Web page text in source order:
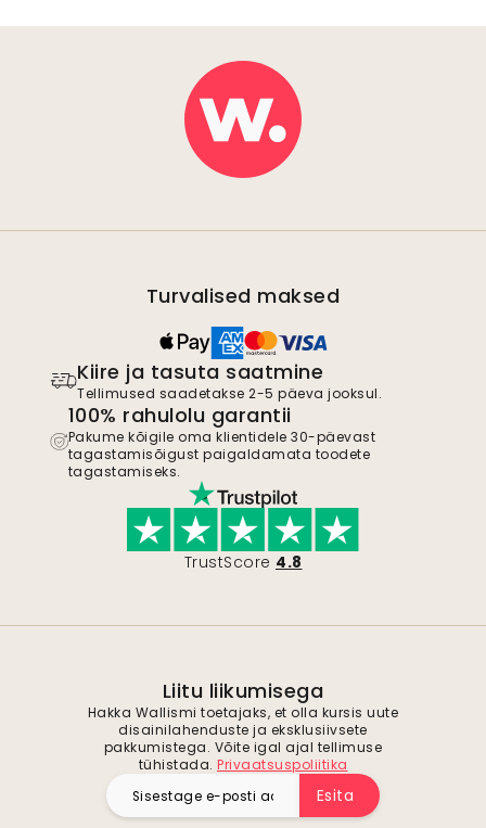
Turvalised maksed
Kiire ja tasuta saatmine
Tellimused saadetakse 2-5 päeva jooksul.
100% rahulolu garantii
Pakume kõigile oma klientidele 30-päevast
tagastamisõigust paigaldamata toodete
tagastamiseks.
TrustScore 4.8
Liitu liikumisega
Hakka Wallismi toetajaks, et olla kursis uute
disainilahenduste ja eksklusiivsete
pakkumistega. Võite igal ajal tellimuse
tühistada. Privaatsuspoliitika
Esita